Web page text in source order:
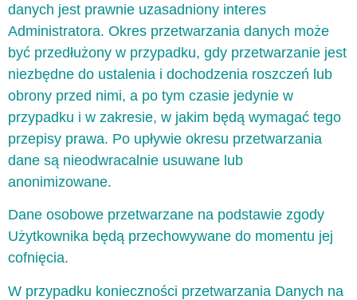
danych jest prawnie uzasadniony interes
Administratora. Okres przetwarzania danych może
być przedłużony w przypadku, gdy przetwarzanie jest
niezbędne do ustalenia i dochodzenia roszczeń lub
obrony przed nimi, a po tym czasie jedynie w
przypadku i w zakresie, w jakim będą wymagać tego
przepisy prawa. Po upływie okresu przetwarzania
dane są nieodwracalnie usuwane lub
anonimizowane.
Dane osobowe przetwarzane na podstawie zgody
Użytkownika będą przechowywane do momentu jej
cofnięcia.
W przypadku konieczności przetwarzania Danych na